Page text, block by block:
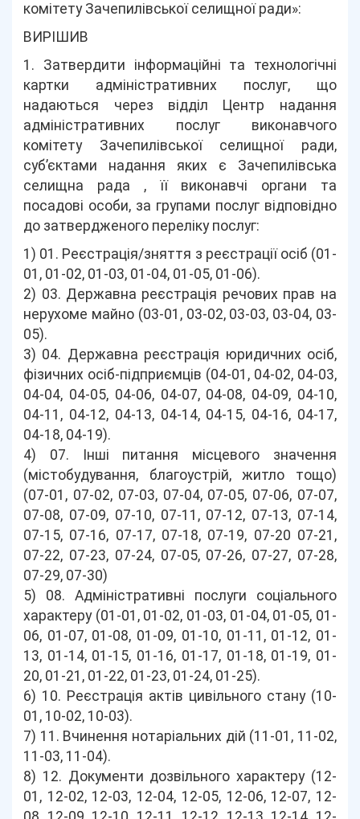
комітету Зачепилівської селищної ради»:
ВИРІШИВ
1. Затвердити інформаційні та технологічні
картки адміністративних послуг, що
надаються через відділ Центр надання
адміністративних послуг виконавчого
комітету Зачепилівської селищної ради,
суб’єктами надання яких є Зачепилівська
селищна рада , її виконавчі органи та
посадові особи, за групами послуг відповідно
до затвердженого переліку послуг:
1) 01. Реєстрація/зняття з реєстрації осіб (01-
01, 01-02, 01-03, 01-04, 01-05, 01-06).
2) 03. Державна реєстрація речових прав на
нерухоме майно (03-01, 03-02, 03-03, 03-04, 03-
05).
3) 04. Державна реєстрація юридичних осіб,
фізичних осіб-підприємців (04-01, 04-02, 04-03,
04-04, 04-05, 04-06, 04-07, 04-08, 04-09, 04-10,
04-11, 04-12, 04-13, 04-14, 04-15, 04-16, 04-17,
04-18, 04-19).
4) 07. Інші питання місцевого значення
(містобудування, благоустрій, житло тощо)
(07-01, 07-02, 07-03, 07-04, 07-05, 07-06, 07-07,
07-08, 07-09, 07-10, 07-11, 07-12, 07-13, 07-14,
07-15, 07-16, 07-17, 07-18, 07-19, 07-20 07-21,
07-22, 07-23, 07-24, 07-05, 07-26, 07-27, 07-28,
07-29, 07-30)
5) 08. Адміністративні послуги соціального
характеру (01-01, 01-02, 01-03, 01-04, 01-05, 01-
06, 01-07, 01-08, 01-09, 01-10, 01-11, 01-12, 01-
13, 01-14, 01-15, 01-16, 01-17, 01-18, 01-19, 01-
20, 01-21, 01-22, 01-23, 01-24, 01-25).
6) 10. Реєстрація актів цивільного стану (10-
01, 10-02, 10-03).
7) 11. Вчинення нотаріальних дій (11-01, 11-02,
11-03, 11-04).
8) 12. Документи дозвільного характеру (12-
01, 12-02, 12-03, 12-04, 12-05, 12-06, 12-07, 12-